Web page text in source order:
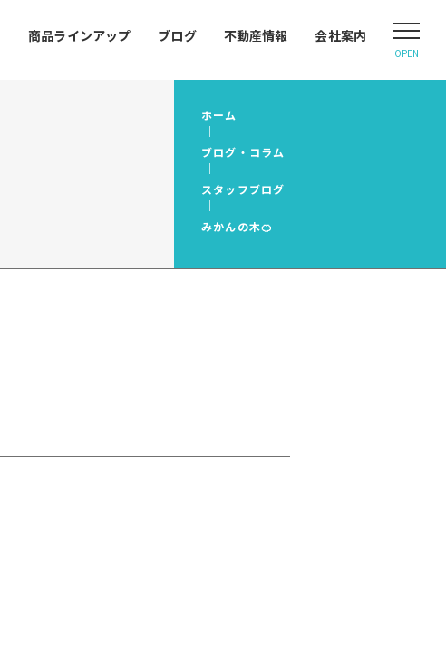
商品ラインアップ ブログ 不動産情報 会社案内
OPEN
ホーム
ブログ・コラム
スタッフブログ
みかんの木🍊